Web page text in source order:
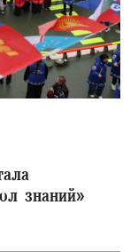
знаний»